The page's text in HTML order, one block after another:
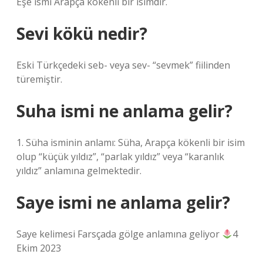
Sevi kökü nedir?
Eski Türkçedeki seb- veya sev- “sevmek” fiilinden
türemiştir.
Suha ismi ne anlama gelir?
1. Süha isminin anlamı: Süha, Arapça kökenli bir isim
olup “küçük yıldız”, “parlak yıldız” veya “karanlık
yıldız” anlamına gelmektedir.
Saye ismi ne anlama gelir?
Saye kelimesi Farsçada gölge anlamına geliyor
4
Ekim 2023